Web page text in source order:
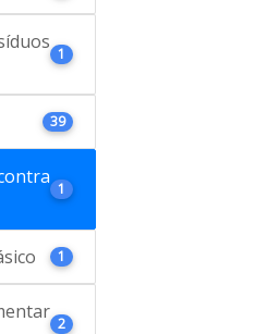
1
39
1
1
2